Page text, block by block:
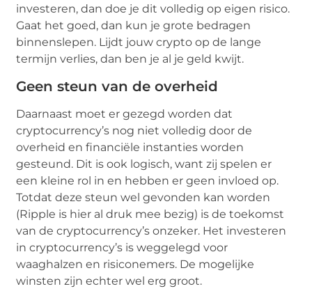
investeren, dan doe je dit volledig op eigen risico.
Gaat het goed, dan kun je grote bedragen
binnenslepen. Lijdt jouw crypto op de lange
termijn verlies, dan ben je al je geld kwijt.
Geen steun van de overheid
Daarnaast moet er gezegd worden dat
cryptocurrency’s nog niet volledig door de
overheid en financiële instanties worden
gesteund. Dit is ook logisch, want zij spelen er
een kleine rol in en hebben er geen invloed op.
Totdat deze steun wel gevonden kan worden
(Ripple is hier al druk mee bezig) is de toekomst
van de cryptocurrency’s onzeker. Het investeren
in cryptocurrency’s is weggelegd voor
waaghalzen en risiconemers. De mogelijke
winsten zijn echter wel erg groot.